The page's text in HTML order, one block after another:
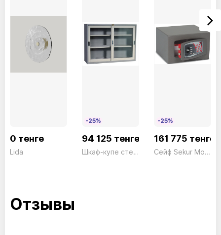
0 тенге
Lida
-25%
94 125 тенге
Шкаф-купе стекло малый SLG04 серый President
-25%
161 775 тенге
Сейф Sekur Moby Tekna SMTO/3P Электронный серый Technomax 17кг
Отзывы